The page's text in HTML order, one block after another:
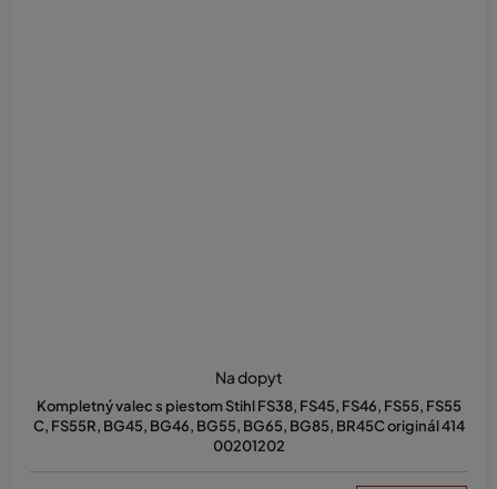
Kompletný valec s piestom Stihl FS38, FS45, FS46, FS55, FS55
C, FS55R, BG45, BG46, BG55, BG65, BG85, BR45C originál 414
00201202
Na dopyt